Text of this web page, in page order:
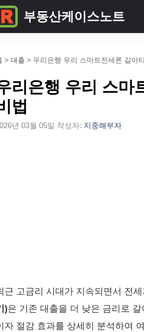
부동산케이스노트
> 대출 > 우리은행 우리 스마트전세론 갈아
리은행 우리 스마
법
년 03월 05일 작성자: 지중해부자
근 고금리 시대가 지속되면서 전
)은 기존 대출을 더 낮은 금리로
자 절감 효과를 상세히 분석하여